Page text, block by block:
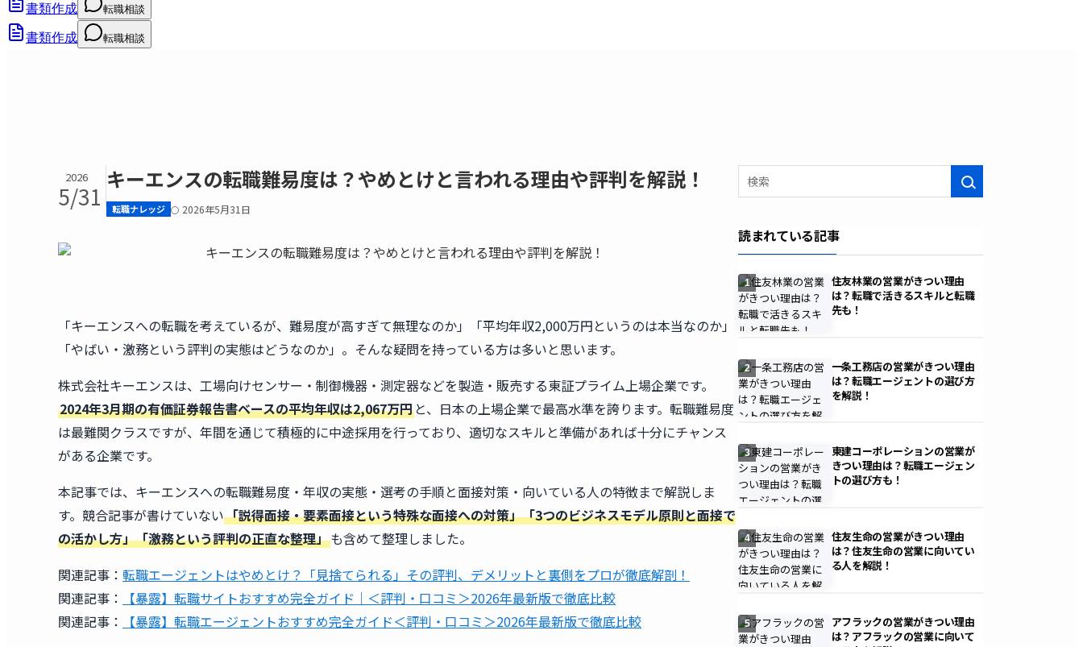
書類作成 転職相談
書類作成 転職相談
2026
5/31
キーエンスの転職難易度は？やめとけと言われる理由や評判を解説！
転職ナレッジ 2026年5月31日
「キーエンスへの転職を考えているが、難易度が高すぎて無理なのか」「平均年収2,000万円というのは本当なのか」
「やばい・激務という評判の実態はどうなのか」。そんな疑問を持っている方は多いと思います。
株式会社キーエンスは、工場向けセンサー・制御機器・測定器などを製造・販売する東証プライム上場企業です。
2024年3月期の有価証券報告書ベースの平均年収は2,067万円 と、日本の上場企業で最高水準を誇ります。転職難易度
は最難関クラスですが、年間を通じて積極的に中途採用を行っており、適切なスキルと準備があれば十分にチャンス
がある企業です。
本記事では、キーエンスへの転職難易度・年収の実態・選考の手順と面接対策・向いている人の特徴まで解説しま
す。競合記事が書けていない「説得面接・要素面接という特殊な面接への対策」「3つのビジネスモデル原則と面接で
の活かし方」「激務という評判の正直な整理」も含めて整理しました。
関連記事： 転職エージェントはやめとけ？「見捨てられる」その評判、デメリットと裏側をプロが徹底解剖！
関連記事：
【暴露】転職サイトおすすめ完全ガイド｜＜評判・口コミ＞2026年最新版で徹底比較
関連記事：
【暴露】転職エージェントおすすめ完全ガイド＜評判・口コミ＞2026年最新版で徹底比較
検索
読まれている記事
1
住友林業の営業がきつい理由
は？転職で活きるスキルと転職
先も！
2
一条工務店の営業がきつい理由
は？転職エージェントの選び方
を解説！
3
東建コーポレーションの営業が
きつい理由は？転職エージェン
トの選び方も！
4
住友生命の営業がきつい理由
は？住友生命の営業に向いてい
る人を解説！
5
アフラックの営業がきつい理由
は？アフラックの営業に向いて